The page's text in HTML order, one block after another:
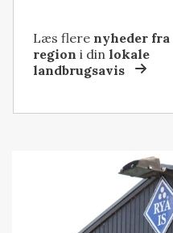
Læs flere nyheder fra
region i dinlokale
landbrugsavis